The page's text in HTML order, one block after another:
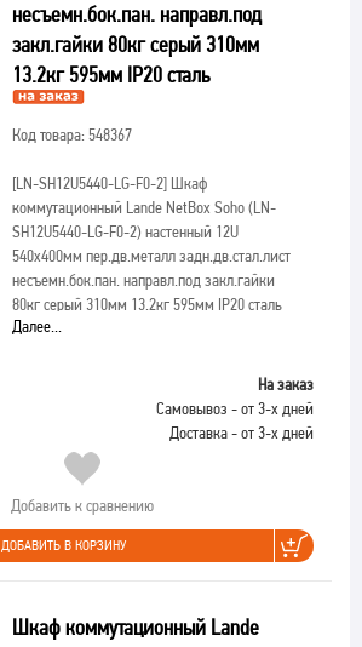
несъемн.бок.пан. направл.под
закл.гайки 80кг серый 310мм
13.2кг 595мм IP20 сталь
Код товара: 548367
[LN-SH12U5440-LG-F0-2]Шкаф
коммутационный Lande NetBox Soho (LN-
SH12U5440-LG-F0-2) настенный 12U
540x400мм пер.дв.металл задн.дв.стал.лист
несъемн.бок.пан. направл.под закл.гайки
80кг серый 310мм 13.2кг 595мм IP20 сталь
Далее...
На заказ
Самовывоз - от 3-х дней
Доставка - от 3-х дней
Добавить к сравнению
ДОБАВИТЬ В КОРЗИНУ
Шкаф коммутационный Lande